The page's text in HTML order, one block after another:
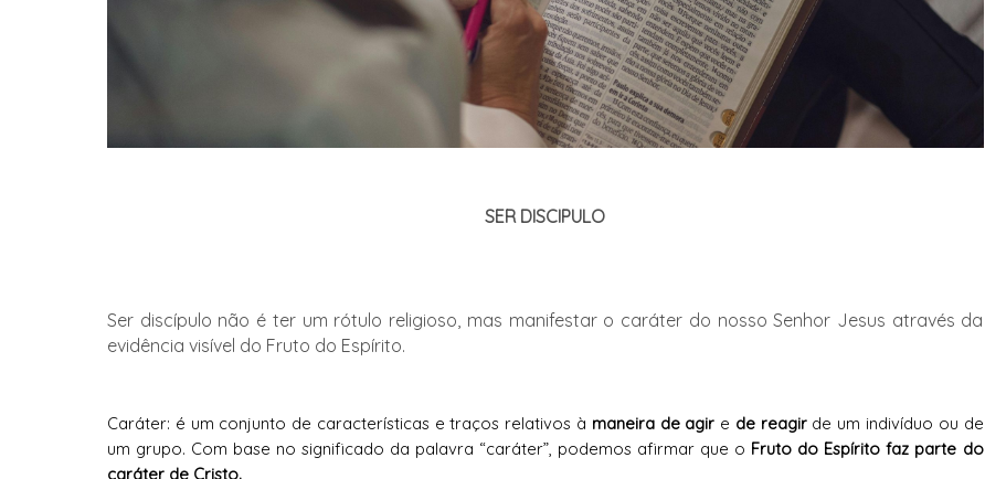
SER DISCIPULO
Ser discípulo não é ter um rótulo religioso, mas manifestar o caráter do nosso Senhor Jesus através da
evidência visível do Fruto do Espírito.
Caráter: é um conjunto de características e traços relativos à maneira de agir e de reagirde um indivíduo ou de
um grupo. Com base no significado da palavra “caráter”, podemos afirmar que o Fruto do Espírito faz parte do
caráter de Cristo.